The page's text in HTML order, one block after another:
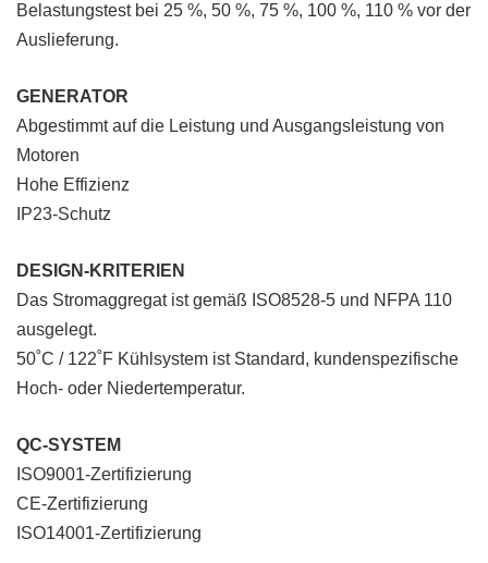
Belastungstest bei 25 %, 50 %, 75 %, 100 %, 110 % vor der
Auslieferung.
GENERATOR
Abgestimmt auf die Leistung und Ausgangsleistung von
Motoren
Hohe Effizienz
IP23-Schutz
DESIGN-KRITERIEN
Das Stromaggregat ist gemäß ISO8528-5 und NFPA 110
ausgelegt.
50˚C / 122˚F Kühlsystem ist Standard, kundenspezifische
Hoch- oder Niedertemperatur.
QC-SYSTEM
ISO9001-Zertifizierung
CE-Zertifizierung
ISO14001-Zertifizierung